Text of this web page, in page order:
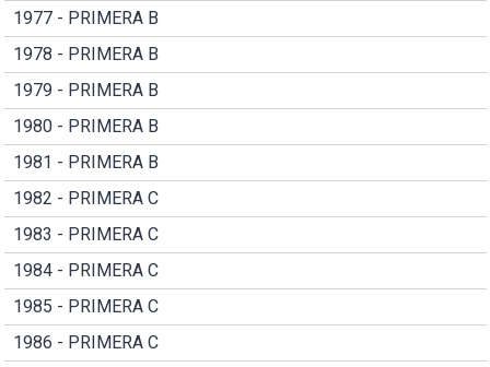
1977 - PRIMERA B
1978 - PRIMERA B
1979 - PRIMERA B
1980 - PRIMERA B
1981 - PRIMERA B
1982 - PRIMERA C
1983 - PRIMERA C
1984 - PRIMERA C
1985 - PRIMERA C
1986 - PRIMERA C